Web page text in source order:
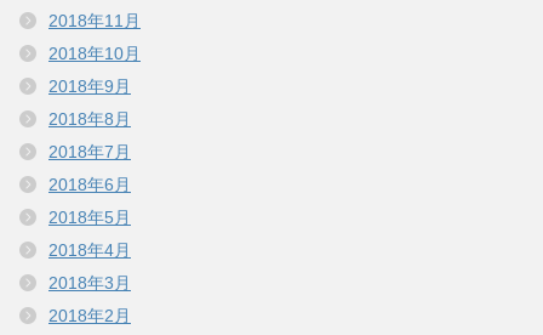
2018年11月
2018年10月
2018年9月
2018年8月
2018年7月
2018年6月
2018年5月
2018年4月
2018年3月
2018年2月